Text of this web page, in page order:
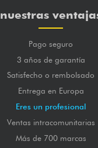
nuestras
Pago seguro
3 años de garantía
Satisfecho o rembolsado
Entrega en Europa
Eres un profesional
Ventas intracomunitarias
Más de 700 marcas